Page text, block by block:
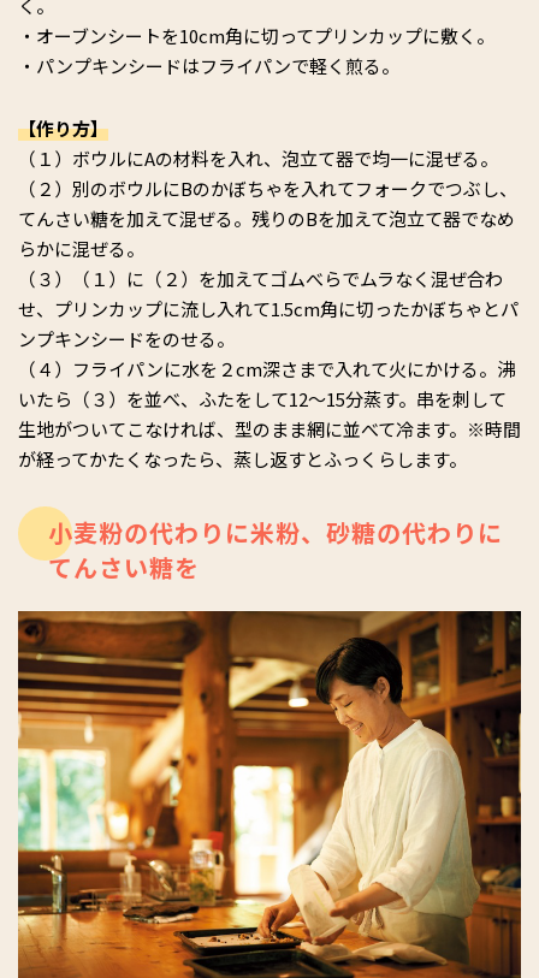
く。
・オーブンシートを10cm角に切ってプリンカップに敷く。
・パンプキンシードはフライパンで軽く煎る。
【作り方】
（１）ボウルにAの材料を入れ、泡立て器で均一に混ぜる。
（２）別のボウルにBのかぼちゃを入れてフォークでつぶし、
てんさい糖を加えて混ぜる。残りのBを加えて泡立て器でなめ
らかに混ぜる。
（３）（１）に（２）を加えてゴムべらでムラなく混ぜ合わ
せ、プリンカップに流し入れて1.5cm角に切ったかぼちゃとパ
ンプキンシードをのせる。
（４）フライパンに水を２cm深さまで入れて火にかける。沸
いたら（３）を並べ、ふたをして12～15分蒸す。串を刺して
生地がついてこなければ、型のまま網に並べて冷ます。※時間
が経ってかたくなったら、蒸し返すとふっくらします。
小麦粉の代わりに米粉、砂糖の代わりに
てんさい糖を